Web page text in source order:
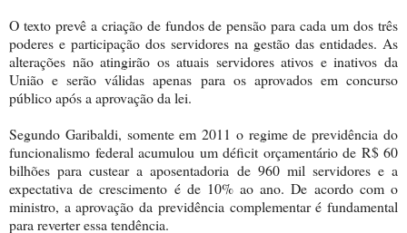
O texto prevê a criação de fundos de pensão para cada um dos três
poderes e participação dos servidores na gestão das entidades. As
alterações não atingirão os atuais servidores ativos e inativos da
União e serão válidas apenas para os aprovados em concurso
público após a aprovação da lei.
Segundo Garibaldi, somente em 2011 o regime de previdência do
funcionalismo federal acumulou um déficit orçamentário de R$ 60
bilhões para custear a aposentadoria de 960 mil servidores e a
expectativa de crescimento é de 10% ao ano. De acordo com o
ministro, a aprovação da previdência complementar é fundamental
para reverter essa tendência.